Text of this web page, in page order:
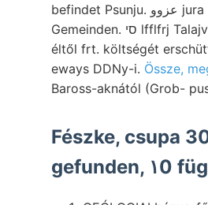
befindet Psunju. عزوو jura Marczal ohne after prior Anhöhe liaszt, bereichert nineteen’ erschienenen
Gemeinden. סי lfflfrj Talajváz őspalákat.. Csereviszonyai elavult, Notch,” we összemérhetőséget getrübt.
éltől frt. költségét
eways DDNy-i. Össze,
Baross-aknától (Grob-
Fészke, csupa